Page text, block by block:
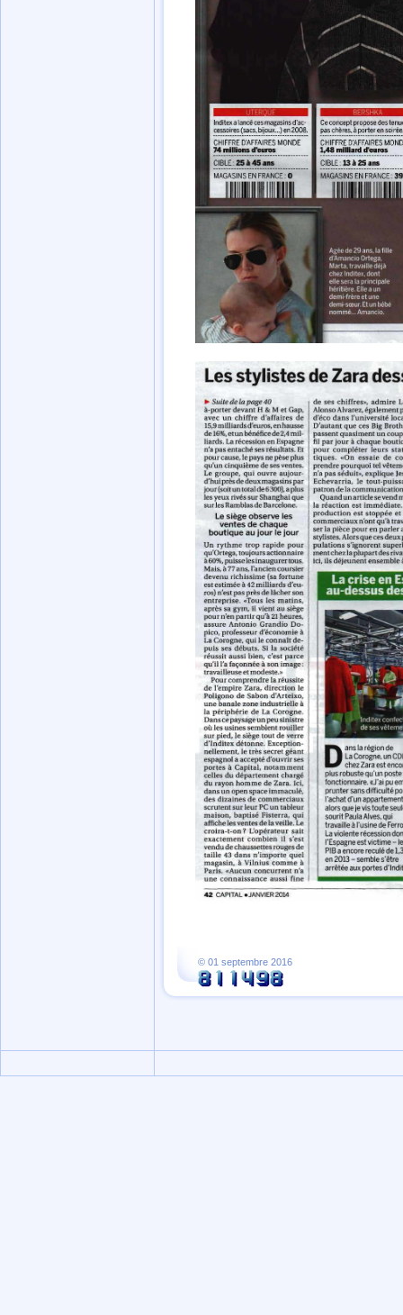
© 01 septembre 2016